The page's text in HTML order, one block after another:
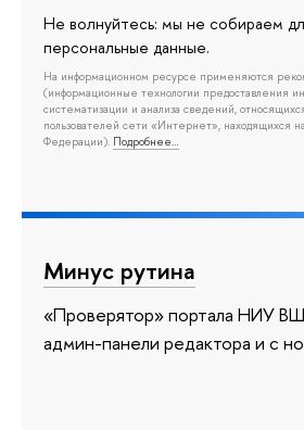
Не волнуйтесь: мы не собираем
персональные данные.
На информационном ресурсе применяются
(информационные технологии предоставления
систематизации и анализа сведений,
пользователей сети «Интернет», находящихся
Федерации). Подробнее…
Минус рутина
«Проверятор» портала НИУ
админ-панели редактора и с